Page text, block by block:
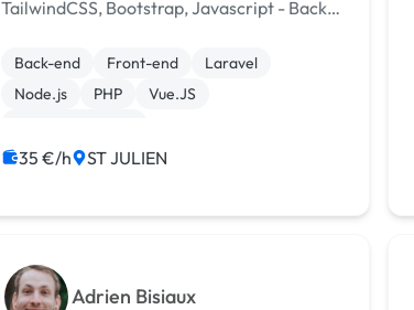
TailwindCSS, Bootstrap, Javascript - Back :
WebSocket - Sgbd : MySQL, MongoDB
Atlas, Mongoose, SQLite, DynamoDB -
Back-end Front-end
Laravel
Node.js
PHP
Vue.JS
Création de site internet
35 €/h ST JULIEN
Adrien Bisiaux